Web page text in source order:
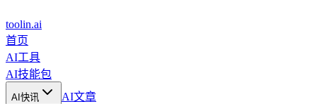
toolin.ai
首页
AI工具
AI技能包
AI快讯
AI文章